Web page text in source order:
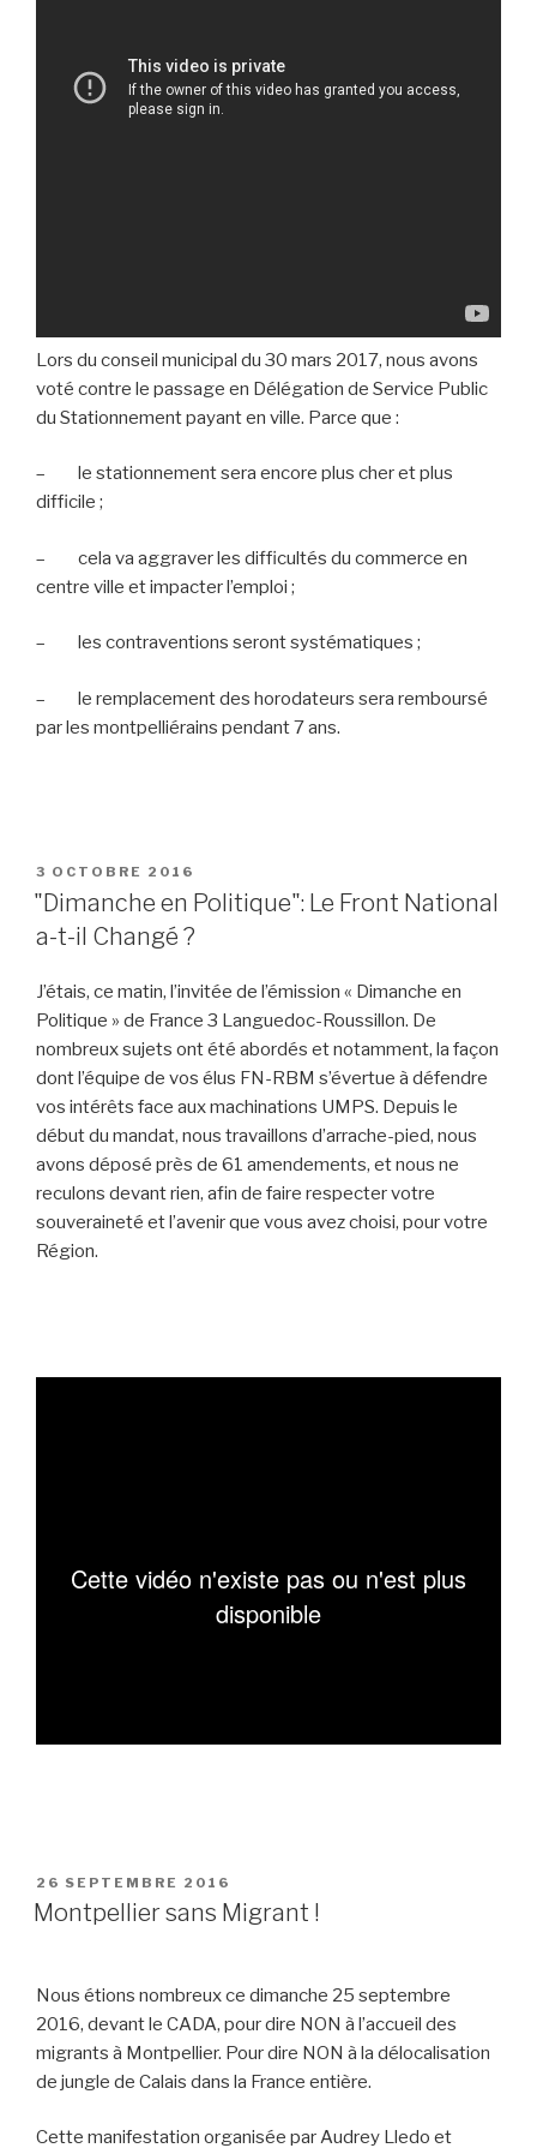
Lors du conseil municipal du 30 mars 2017, nous avons
voté contre le passage en Délégation de Service Public
du Stationnement payant en ville. Parce que :
– le stationnement sera encore plus cher et plus
difficile ;
– cela va aggraver les difficultés du commerce en
centre ville et impacter l’emploi ;
– les contraventions seront systématiques ;
– le remplacement des horodateurs sera remboursé
par les montpelliérains pendant 7 ans.
PUBLIÉ
LE
3 OCTOBRE 2016
"Dimanche en Politique": Le Front National
a-t-il Changé ?
J’étais, ce matin, l’invitée de l’émission « Dimanche en
Politique » de France 3 Languedoc-Roussillon. De
nombreux sujets ont été abordés et notamment, la façon
dont l’équipe de vos élus FN-RBM s’évertue à défendre
vos intérêts face aux machinations UMPS. Depuis le
début du mandat, nous travaillons d’arrache-pied, nous
avons déposé près de 61 amendements, et nous ne
reculons devant rien, afin de faire respecter votre
souveraineté et l’avenir que vous avez choisi, pour votre
Région.
PUBLIÉ
LE
26 SEPTEMBRE 2016
Montpellier sans Migrant !
Nous étions nombreux ce dimanche 25 septembre
2016, devant le CADA, pour dire NON à l’accueil des
migrants à Montpellier. Pour dire NON à la délocalisation
de jungle de Calais dans la France entière.
Cette manifestation organisée par Audrey Lledo et